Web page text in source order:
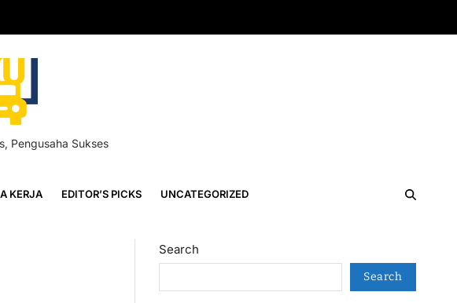
Pengusaha Sukses
KERJA EDITOR’S PICKS UNCATEGORIZED
Search
Search